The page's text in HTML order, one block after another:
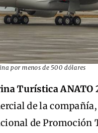
por menos de 500 dólares
Turística ANATO
de la
de Promoción